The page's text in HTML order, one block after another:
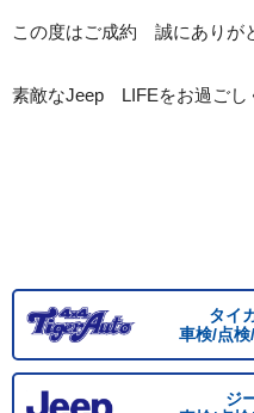
この度はご成約 誠にありが
素敵なJeep LIFEをお過ごし
タイ
車検/点
ジ